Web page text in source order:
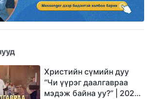
Христийн сүмийн дуу
“Чи үүрэг даалгавраа
мэдэж байна уу?” | 2026